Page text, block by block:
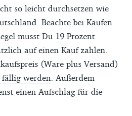
so leicht durchsetzen wie
Beachte bei Käufen
musst Du 19 Prozent
auf einen Kauf zahlen.
(Ware plus Versand)
werden . Außerdem
einen Aufschlag für die